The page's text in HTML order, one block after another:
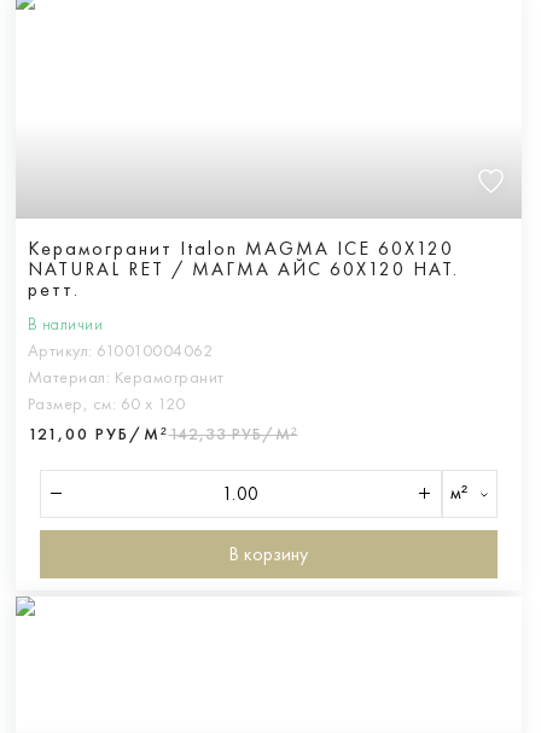
Керамогранит Italon MAGMA ICE 60X120
NATURAL RET / МАГМА АЙС 60X120 НАТ.
ретт.
В наличии
Артикул: 610010004062
Материал: Керамогранит
Размер, см: 60 х 120
121,00 РУБ/М²142,33 РУБ/М²
м²
В корзину